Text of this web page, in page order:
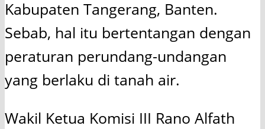
Kabupaten Tangerang, Banten.
Sebab, hal itu bertentangan dengan
peraturan perundang-undangan
yang berlaku di tanah air.
Wakil Ketua Komisi III Rano Alfath